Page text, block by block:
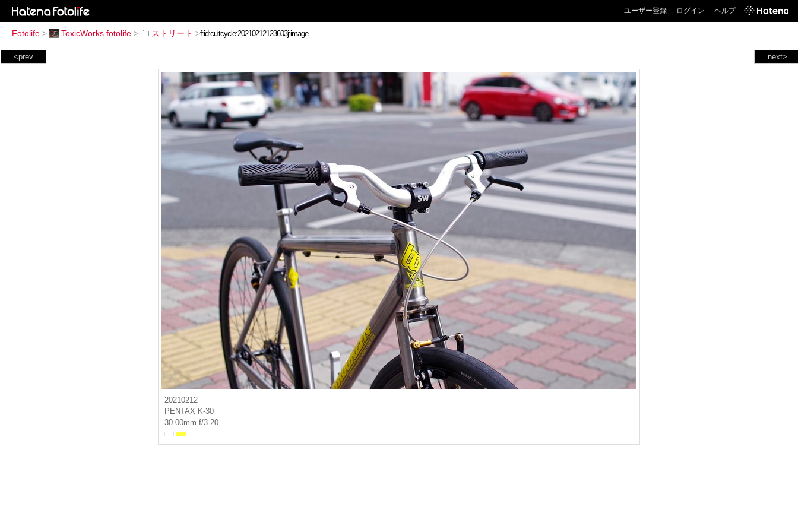
ユーザー登録 ログイン ヘルプ
Fotolife > ToxicWorks fotolife > ストリート >
next>
<prev
20210212
PENTAX K-30
30.00mm f/3.20